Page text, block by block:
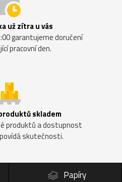
už zítra u vás
garantujeme doručení
pracovní den.
skladem
produktů a dostupnost
skutečnosti.
Papíry